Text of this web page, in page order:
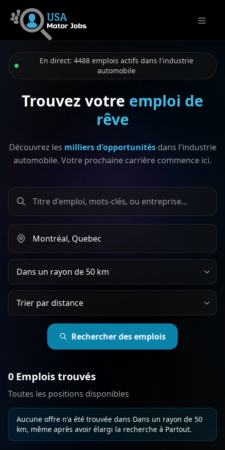
Ouvrir
En direct: 4488 emplois actifs dans l'industrie
automobile
Trouvez votre emploi de
rêve
Découvrez les milliers d'opportunitésdans l'industrie
automobile. Votre prochaine carrière commence ici.
Rechercher par titre d'emploi, mots-clés ou entreprise
Rechercher par ville ou province
Rayon de recherche
Trier les emplois par
Rechercher des emplois
0 Emplois trouvés
Toutes les positions disponibles
Aucune offre n'a été trouvée dans Dans un rayon de 50
km, même après avoir élargi la recherche à Partout.